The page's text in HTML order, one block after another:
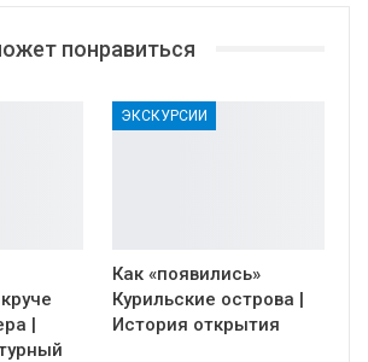
понравиться
|
ЭКСКУРСИИ
Как «появились»
Курильские острова |
История открытия